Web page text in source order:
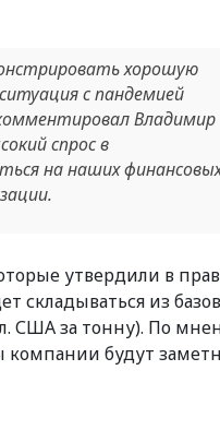
хорошую
с пандемией
Владимир
спрос в
на наших
утвердили в
складываться из
США за тонну). По
будут